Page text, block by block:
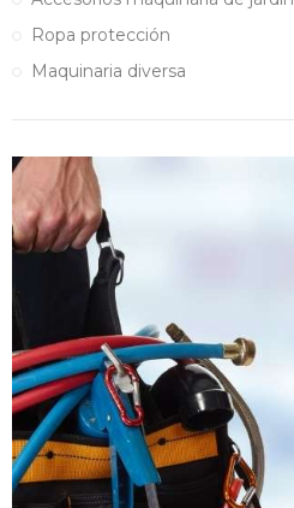
Ropa protección
Maquinaria diversa